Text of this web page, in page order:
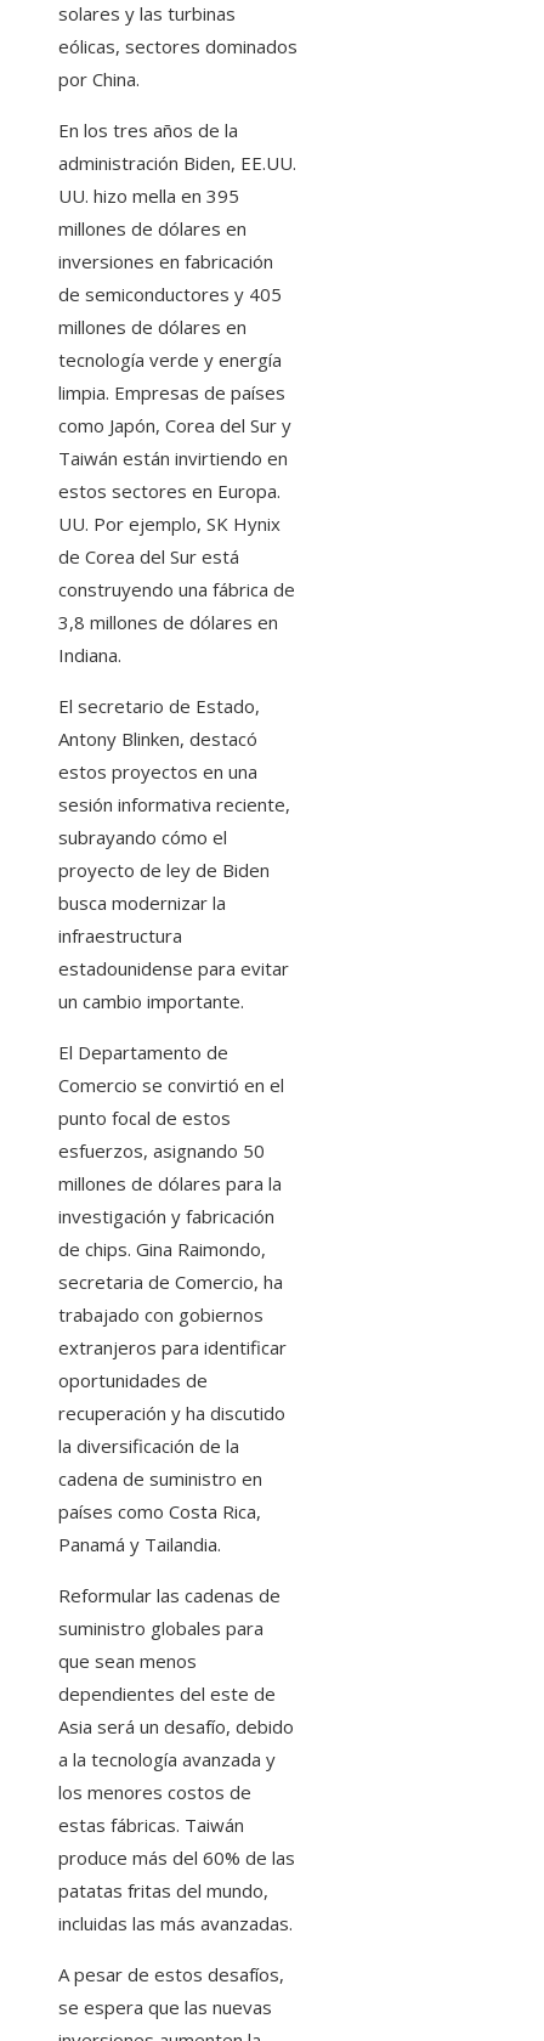
solares y las turbinas
eólicas, sectores dominados
por China.
En los tres años de la
administración Biden, EE.UU.
UU. hizo mella en 395
millones de dólares en
inversiones en fabricación
de semiconductores y 405
millones de dólares en
tecnología verde y energía
limpia. Empresas de países
como Japón, Corea del Sur y
Taiwán están invirtiendo en
estos sectores en Europa.
UU. Por ejemplo, SK Hynix
de Corea del Sur está
construyendo una fábrica de
3,8 millones de dólares en
Indiana.
El secretario de Estado,
Antony Blinken, destacó
estos proyectos en una
sesión informativa reciente,
subrayando cómo el
proyecto de ley de Biden
busca modernizar la
infraestructura
estadounidense para evitar
un cambio importante.
El Departamento de
Comercio se convirtió en el
punto focal de estos
esfuerzos, asignando 50
millones de dólares para la
investigación y fabricación
de chips. Gina Raimondo,
secretaria de Comercio, ha
trabajado con gobiernos
extranjeros para identificar
oportunidades de
recuperación y ha discutido
la diversificación de la
cadena de suministro en
países como Costa Rica,
Panamá y Tailandia.
Reformular las cadenas de
suministro globales para
que sean menos
dependientes del este de
Asia será un desafío, debido
a la tecnología avanzada y
los menores costos de
estas fábricas. Taiwán
produce más del 60% de las
patatas fritas del mundo,
incluidas las más avanzadas.
A pesar de estos desafíos,
se espera que las nuevas